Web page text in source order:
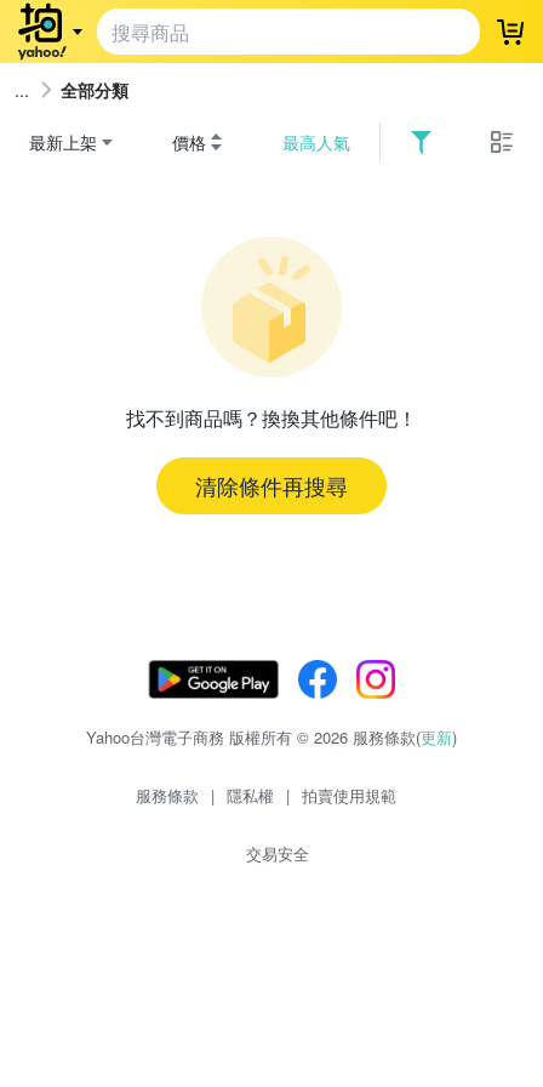
登
全部分類
最新上架 價格 最高人氣
找不到商品嗎？換換其他條件吧！
清除條件再搜尋
Yahoo台灣電子商務 版權所有 © 2026 服務條款(更新)
服務條款 | 隱私權 | 拍賣使用規範
交易安全